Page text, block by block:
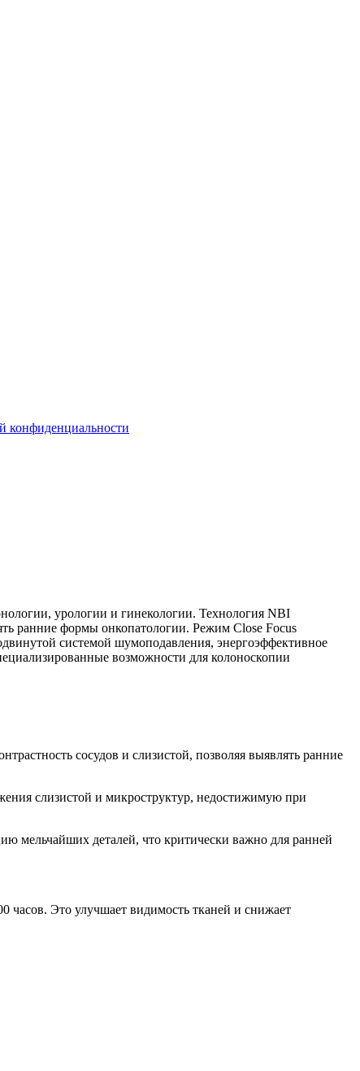
конфиденциальности
урологии и гинекологии. Технология NBI
ранние формы онкопатологии. Режим Close Focus
системой шумоподавления, энергоэффективное
возможности для колоноскопии
сосудов и слизистой, позволяя выявлять ранние
слизистой и микроструктур, недостижимую при
мельчайших деталей, что критически важно для ранней
часов. Это улучшает видимость тканей и снижает